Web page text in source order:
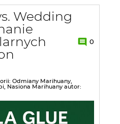
Amnesia XXL Auto
20,00 zł
Wedding
0
Odmiany Marihuany,
, Nasiona Marihuany autor: